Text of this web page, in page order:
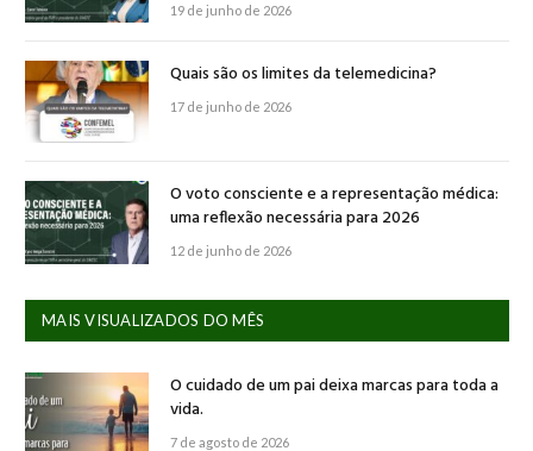
19 de junho de 2026
Quais são os limites da telemedicina?
17 de junho de 2026
O voto consciente e a representação médica:
uma reflexão necessária para 2026
12 de junho de 2026
MAIS VISUALIZADOS DO MÊS
O cuidado de um pai deixa marcas para toda a
vida.
7 de agosto de 2026